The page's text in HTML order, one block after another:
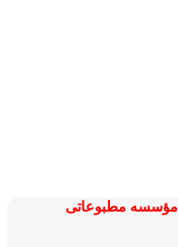
مؤسسه مطبوعاتی